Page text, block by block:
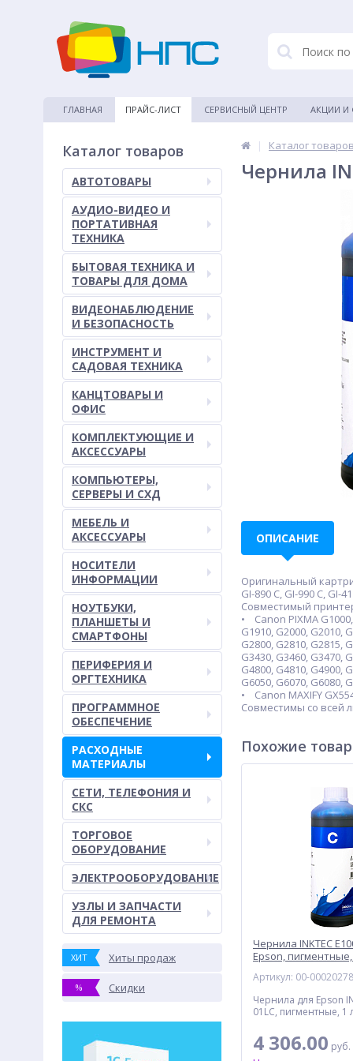
ГЛАВНАЯ ПРАЙС-ЛИСТ СЕРВИСНЫЙ ЦЕНТР АКЦИИ И
Каталог товаров
АВТОТОВАРЫ
АУДИО-ВИДЕО И
ПОРТАТИВНАЯ
ТЕХНИКА
БЫТОВАЯ ТЕХНИКА И
ТОВАРЫ ДЛЯ ДОМА
ВИДЕОНАБЛЮДЕНИЕ
И БЕЗОПАСНОСТЬ
ИНСТРУМЕНТ И
САДОВАЯ ТЕХНИКА
КАНЦТОВАРЫ И
ОФИС
КОМПЛЕКТУЮЩИЕ И
АКСЕССУАРЫ
КОМПЬЮТЕРЫ,
СЕРВЕРЫ И СХД
МЕБЕЛЬ И
АКСЕССУАРЫ
НОСИТЕЛИ
ИНФОРМАЦИИ
НОУТБУКИ,
ПЛАНШЕТЫ И
СМАРТФОНЫ
ПЕРИФЕРИЯ И
ОРГТЕХНИКА
ПРОГРАММНОЕ
ОБЕСПЕЧЕНИЕ
РАСХОДНЫЕ
МАТЕРИАЛЫ
СЕТИ, ТЕЛЕФОНИЯ И
СКС
ТОРГОВОЕ
ОБОРУДОВАНИЕ
ЭЛЕКТРООБОРУДОВАНИЕ
УЗЛЫ И ЗАПЧАСТИ
ДЛЯ РЕМОНТА
ХИТ Хиты продаж
% Скидки
| Каталог товаров
Чернила
ОПИСАНИЕ
Оригинальный
GI-890 C, GI-990 C, GI-
Совместимый
• Canon PIXMA G1000,
G1910, G2000, G2010,
G2800, G2810, G2815,
G3430, G3460, G3470,
G4800, G4810, G4900,
G6050, G6070, G6080,
• Canon MAXIFY
Совместимы со всей
Похожие
Чернила INKTEC
Epson, пигментные,
Артикул: 00-00020278
Чернила для Epson
01LC, пигментные, 1
4 306.00 руб.